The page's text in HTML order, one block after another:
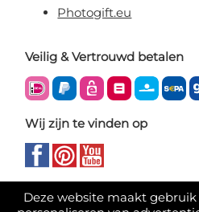
Deze website maakt gebruik
Photogift.eu
Veilig & Vertrouwd betalen
Wij zijn te vinden op